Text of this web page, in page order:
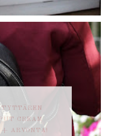
CREAM
+ ARVONTA!